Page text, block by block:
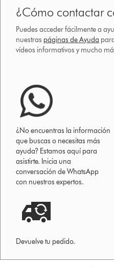
¿Cómo contactar
Puedes acceder fácilmente a
nuestras páginas de Ayuda
vídeos informativos y mucho
¿No encuentras la información
que buscas o necesitas más
ayuda? Estamos aquí para
asistirte. Inicia una
conversación de WhatsApp
con nuestros expertos.
Devuelve tu pedido.